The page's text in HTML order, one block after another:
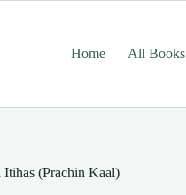
Home
All Books
Itihas (Prachin Kaal)